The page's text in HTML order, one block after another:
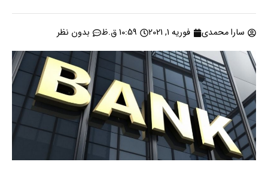
سارا محمدی فوریه 1, 2021 10:59 ق.ظ بدون نظر